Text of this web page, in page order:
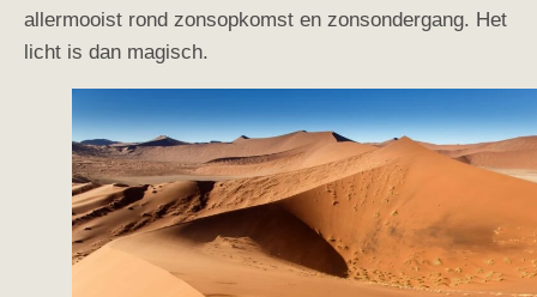
allermooist rond zonsopkomst en zonsondergang. Het
licht is dan magisch.